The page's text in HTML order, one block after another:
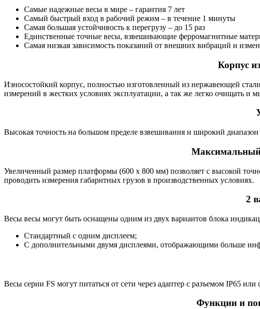
Самые надежные весы в мире – гарантия 7 лет
Самый быстрый вход в рабочий режим – в течение 1 минуты
Самая большая устойчивость к перегрузу – до 15 раз
Единственные точные весы, взвешивающие ферромагнитные
Самая низкая зависимость показаний от внешних вибраций и
Корпус
Износостойкий корпус, полностью изготовленный из нержавеющей
измерений в жестких условиях эксплуатации, а так же легко очищать и
Высокая точность на большом пределе взвешивания и широкий
Максимальный
Увеличенный размер платформы (600 х 800 мм) позволяет с высокой
проводить измерения габаритных грузов в производственных условиях.
2
Весы весы могут быть оснащены одним из двух вариантов блока
Стандартный с одним дисплеем;
С дополнительными двумя дисплеями, отображающими больше
Весы серии FS могут питаться от сети через адаптер с разъемом IP65 или
Функции и